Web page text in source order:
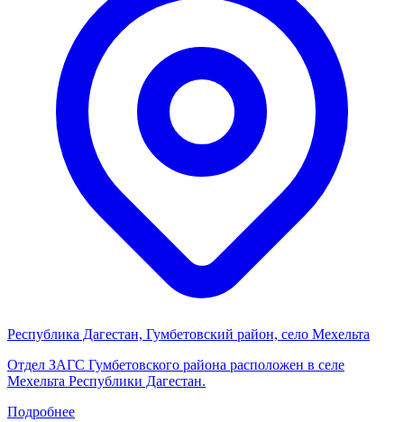
Республика Дагестан, Гумбетовский район, село Мехельта
Отдел ЗАГС Гумбетовского района расположен в селе
Мехельта Республики Дагестан.
Подробнее